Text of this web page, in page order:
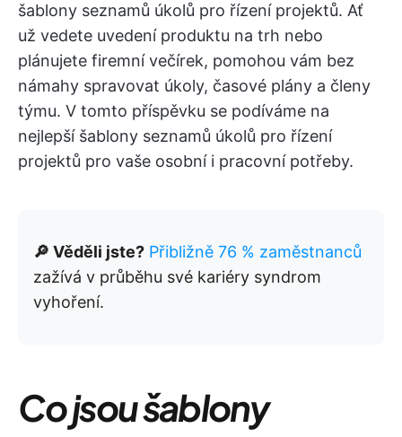
šablony seznamů úkolů pro řízení projektů. Ať
už vedete uvedení produktu na trh nebo
plánujete firemní večírek, pomohou vám bez
námahy spravovat úkoly, časové plány a členy
týmu. V tomto příspěvku se podíváme na
nejlepší šablony seznamů úkolů pro řízení
projektů pro vaše osobní i pracovní potřeby.
🔎 Věděli jste? Přibližně 76 % zaměstnanců
zažívá v průběhu své kariéry syndrom
vyhoření.
Co jsou šablony